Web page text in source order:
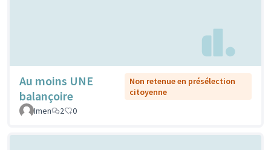
Au moins UNE
balançoire
Non retenue en présélection
citoyenne
Imen
2 0